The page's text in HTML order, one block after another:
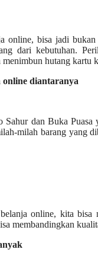
bisa jadi
dari kebutuhan.
hutang kartu
online diantaranya
Sahur dan Buka
milah barang yang
online, kita
membandingkan